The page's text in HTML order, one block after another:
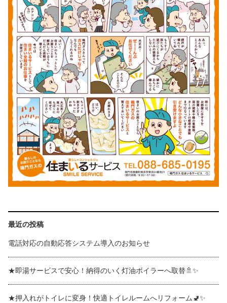
最近の投稿
電話対応の自動応答システム導入のお知らせ
★即湯サービスで安心！納得のいく灯油ボイラーへ取替🚿✨
★押入れがトイレに変身！快適トイレルームへリフォーム🚽✨